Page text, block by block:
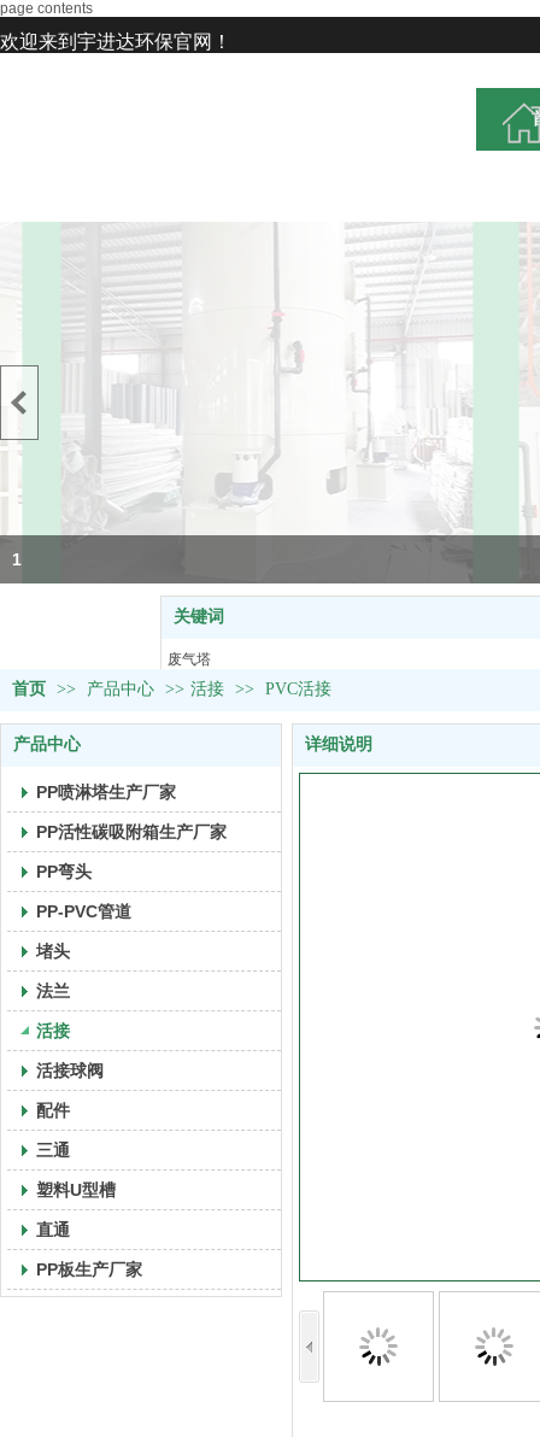
page contents
欢迎来到宇进达环保官网！
1
关键词
废气塔
塑料U型槽
首页 >> 产品中心 >> 活接 >> PVC活接
产品中心
PP喷淋塔生产厂家
PP活性碳吸附箱生产厂家
PP弯头
PP-PVC管道
堵头
法兰
活接
活接球阀
配件
三通
塑料U型槽
直通
PP板生产厂家
详细说明